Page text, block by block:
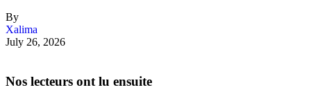
By
Xalima
July 26, 2026
Nos lecteurs ont lu ensuite